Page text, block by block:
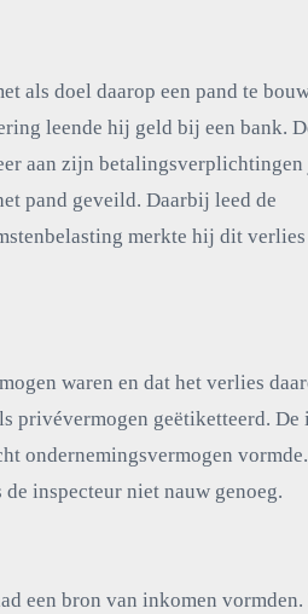
als doel daarop een pand te
leende hij geld bij een bank.
aan zijn betalingsverplichtingen
pand geveild. Daarbij leed de
merkte hij dit verlies
waren en dat het verlies
privévermogen geëtiketteerd. De
ondernemingsvermogen
inspecteur niet nauw genoeg.
een bron van inkomen